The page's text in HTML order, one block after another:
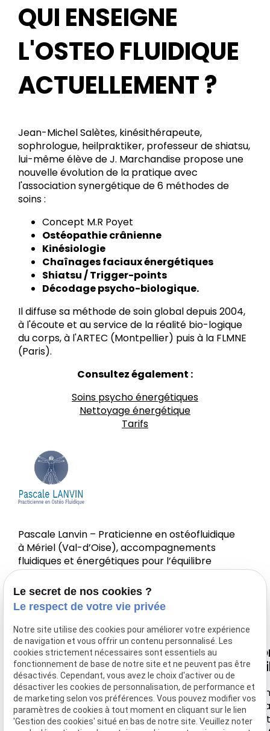
QUI ENSEIGNE
L'OSTEO FLUIDIQUE
ACTUELLEMENT ?
Jean-Michel Salètes, kinésithérapeute,
sophrologue, heilpraktiker, professeur de shiatsu,
lui-même élève de J. Marchandise propose une
nouvelle évolution de la pratique avec
l'association synergétique de 6 méthodes de
soins :
Concept M.R Poyet
Ostéopathie crânienne
Kinésiologie
Chaînages faciaux énergétiques
Shiatsu / Trigger-points
Décodage psycho-biologique.
Il diffuse sa méthode de soin global depuis 2004,
à l'écoute et au service de la réalité bio-logique
du corps, à l'ARTEC (Montpellier) puis à la FLMNE
(Paris).
Consultez également :
Soins psycho énergétiques
Nettoyage énergétique
Tarifs
Pascale Lanvin – Praticienne en ostéofluidique
à Mériel (Val-d’Oise), accompagnements
fluidiques et énergétiques pour l’équilibre
corps-esprit.
Nous
retrouver
44 rue de
Montebello
95630 MERIEL
Horaire
Lundi-
Samedi
9h30 -
18h
Navigation
Accueil
Votre Ostéo
Tarifs
Le secret de nos cookies ?
Le respect de votre vie privée
Notre site utilise des cookies pour améliorer votre expérience
de navigation et vous offrir un contenu personnalisé. Les
cookies strictement nécessaires sont essentiels au
fonctionnement de base de notre site et ne peuvent pas être
désactivés. Cependant, vous avez le choix d'activer ou de
désactiver les cookies de personnalisation, de performance et
de marketing selon vos préférences. Vous pouvez modifier vos
paramètres de cookies à tout moment en cliquant sur le lien
'Gestion des cookies' situé en bas de notre site. Veuillez noter